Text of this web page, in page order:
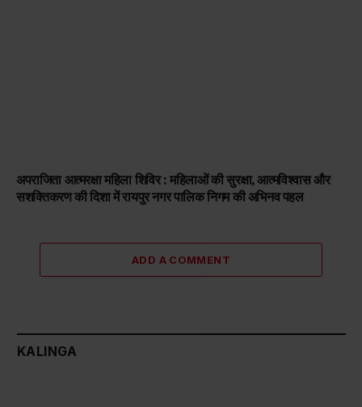
अपराजिता आत्मरक्षा महिला शिविर : महिलाओं की सुरक्षा, आत्मविश्वास और
सशक्तिकरण की दिशा में रायपुर नगर पालिक निगम की अभिनव पहल
ADD A COMMENT
KALINGA